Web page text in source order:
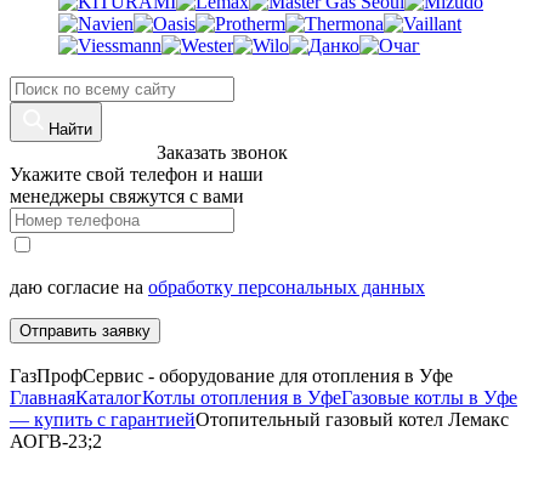
Найти
Заказать звонок
Укажите свой телефон и наши
менеджеры свяжутся с вами
даю согласие на обработку персональных данных
Отправить заявку
ГазПрофСервис - оборудование для отопления в Уфе
ГлавнаяКаталогКотлы отопления в УфеГазовые котлы в Уфе
— купить с гарантиейОтопительный газовый котел Лемакс
АОГВ-23;2